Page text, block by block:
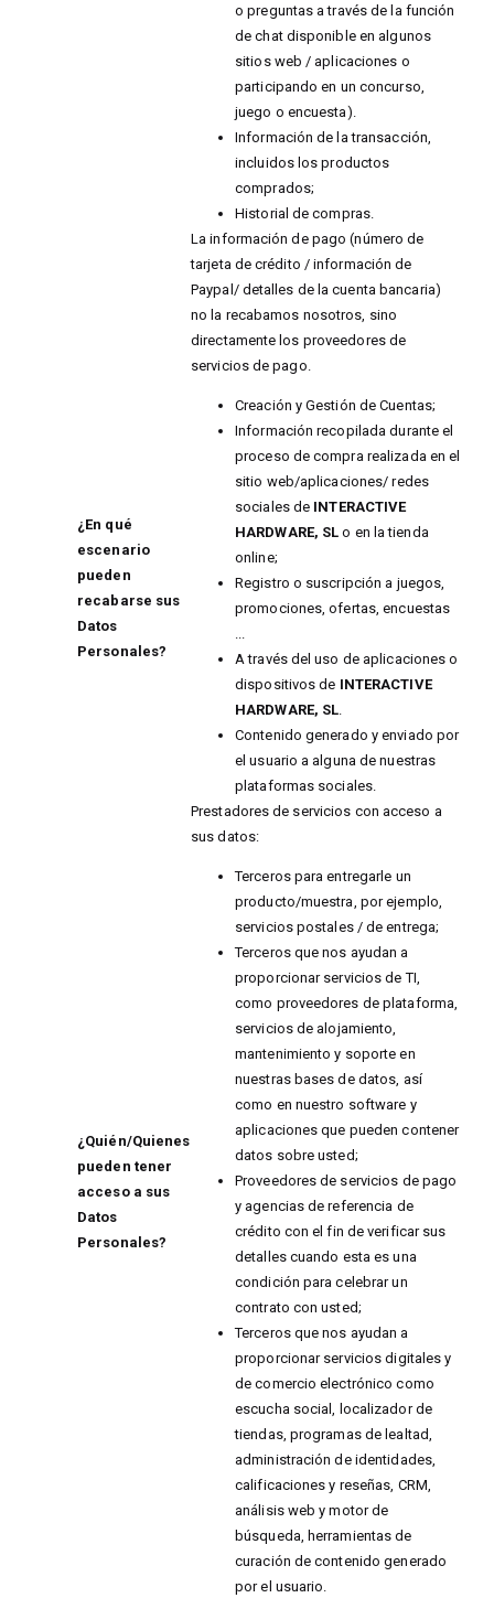
o preguntas a través de la función
de chat disponible en algunos
sitios web / aplicaciones o
participando en un concurso,
juego o encuesta).
Información de la transacción,
incluidos los productos
comprados;
Historial de compras.
La información de pago (número de
tarjeta de crédito / información de
Paypal/ detalles de la cuenta bancaria)
no la recabamos nosotros, sino
directamente los proveedores de
servicios de pago.
¿En qué
escenario
pueden
recabarse sus
Datos
Personales?
Creación y Gestión de Cuentas;
Información recopilada durante el
proceso de compra realizada en el
sitio web/aplicaciones/ redes
sociales de INTERACTIVE
HARDWARE, SL o en la tienda
online;
Registro o suscripción a juegos,
promociones, ofertas, encuestas
A través del uso de aplicaciones o
dispositivos de INTERACTIVE
HARDWARE, SL
Contenido generado y enviado por
el usuario a alguna de nuestras
plataformas sociales.
¿Quién/Quienes
pueden tener
acceso a sus
Datos
Personales?
Prestadores de servicios con acceso a
sus datos:
Terceros para entregarle un
producto/muestra, por ejemplo,
servicios postales / de entrega;
Terceros que nos ayudan a
proporcionar servicios de TI,
como proveedores de plataforma,
servicios de alojamiento,
mantenimiento y soporte en
nuestras bases de datos, así
como en nuestro software y
aplicaciones que pueden contener
datos sobre usted;
Proveedores de servicios de pago
y agencias de referencia de
crédito con el fin de verificar sus
detalles cuando esta es una
condición para celebrar un
contrato con usted;
Terceros que nos ayudan a
proporcionar servicios digitales y
de comercio electrónico como
escucha social, localizador de
tiendas, programas de lealtad,
administración de identidades,
calificaciones y reseñas, CRM,
análisis web y motor de
búsqueda, herramientas de
curación de contenido generado
por el usuario.